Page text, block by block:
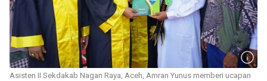
Asisten II Sekdakab Nagan Raya, Aceh, Amran Yunus memberi ucapan